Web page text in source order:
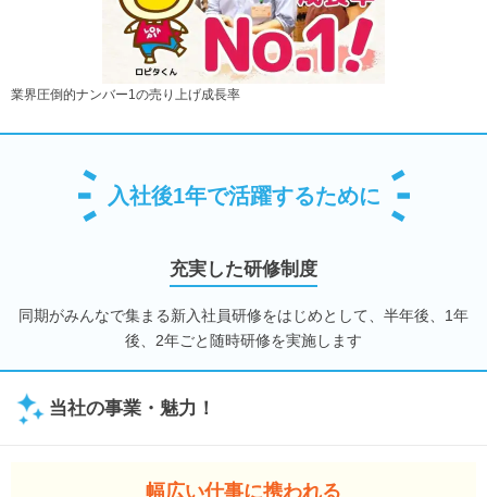
業界圧倒的ナンバー1の売り上げ成長率
入社後1年で活躍するために
充実した研修制度
同期がみんなで集まる新入社員研修をはじめとして、半年後、1年
後、2年ごと随時研修を実施します
当社の事業・魅力！
幅広い仕事に携われる